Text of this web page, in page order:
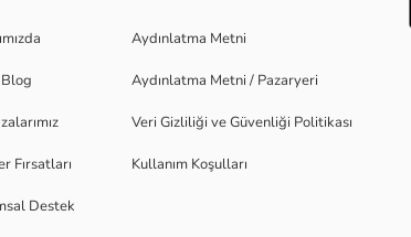
Fırsatları
Destek
Aydınlatma Metni
Aydınlatma Metni / Pazaryeri
Veri Gizliliği ve Güvenliği Politikası
Kullanım Koşulları